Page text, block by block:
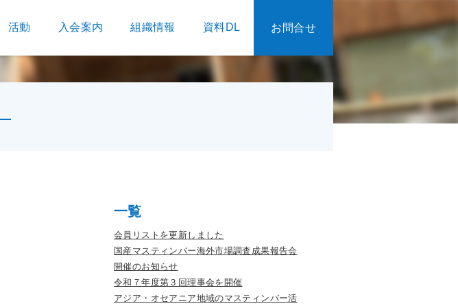
活動 入会案内 組織情報 資料DL お問合せ
一覧
会員リストを更新しました
国産マスティンバー海外市場調査成果報告会
開催のお知らせ
令和７年度第３回理事会を開催
アジア・オセアニア地域のマスティンバー活